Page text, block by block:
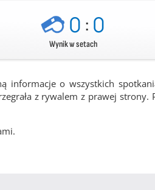
0:0
Wynik w setach
o wszystkich
z rywalem z prawej